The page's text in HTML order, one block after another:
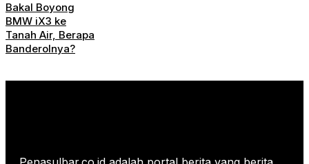
Bakal Boyong
BMW iX3 ke
Tanah Air, Berapa
Banderolnya?